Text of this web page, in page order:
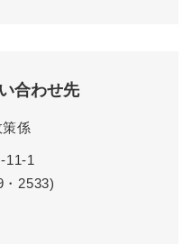
合わせ先
係
11-1
・2533)